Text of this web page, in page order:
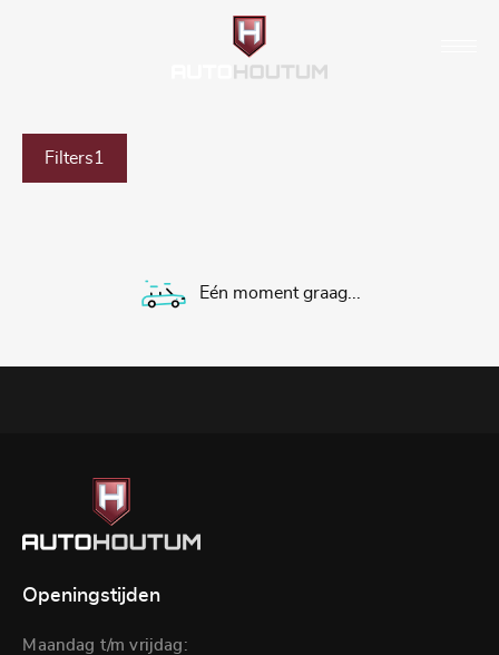
Filters1
Eén moment graag...
Openingstijden
Maandag t/m vrijdag: